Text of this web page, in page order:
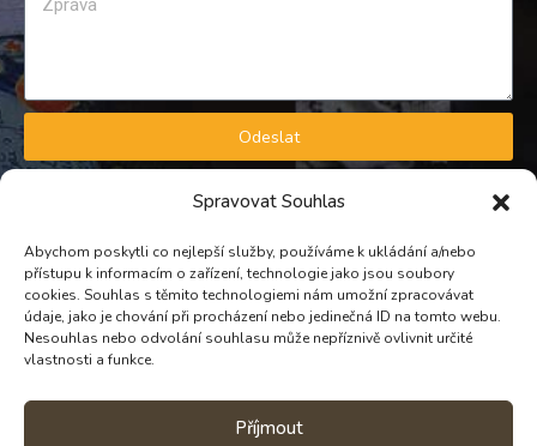
Spravovat Souhlas
Abychom poskytli co nejlepší služby, používáme k ukládání a/nebo
přístupu k informacím o zařízení, technologie jako jsou soubory
cookies. Souhlas s těmito technologiemi nám umožní zpracovávat
údaje, jako je chování při procházení nebo jedinečná ID na tomto webu.
Nesouhlas nebo odvolání souhlasu může nepříznivě ovlivnit určité
vlastnosti a funkce.
Příjmout
Odeslat
GDPR A OBCHODNÍ PODMÍNKY
Obchodní podmínky
KONTAKT
TELEFON